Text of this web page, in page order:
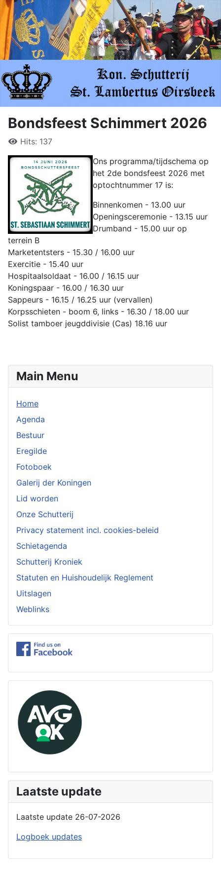
Main Menu
Home
Agenda
Bestuur
Eregilde
Fotoboek
Galerij der Koningen
Lid worden
Onze Schutterij
Privacy statement incl. cookies-beleid
Schietagenda
Schutterij Kroniek
Statuten en Huishoudelijk Reglement
Uitslagen
Weblinks
Laatste update
Laatste update 26-07-2026
Logboek updates
Bondsfeest Schimmert 2026
Hits: 137
Ons programma/tijdschema op
het 2de bondsfeest 2026 met
optochtnummer 17 is:
Binnenkomen - 13.00 uur
Openingsceremonie - 13.15 uur
Drumband - 15.00 uur op
terrein B
Marketentsters - 15.30 / 16.00 uur
Exercitie - 15.40 uur
Hospitaalsoldaat - 16.00 / 16.15 uur
Koningspaar - 16.00 / 16.30 uur
Sappeurs - 16.15 / 16.25 uur (vervallen)
Korpsschieten - boom 6, links - 16.30 / 18.00 uur
Solist tamboer jeugddivisie (Cas) 18.16 uur